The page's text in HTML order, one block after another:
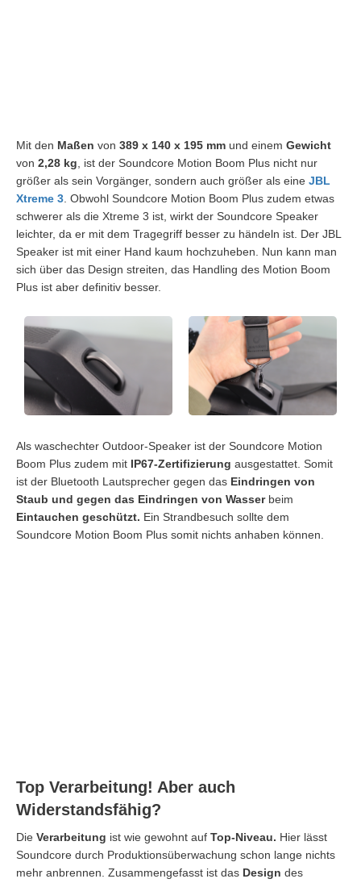
Mit den Maßen von 389 x 140 x 195 mm und einem Gewicht
von 2,28 kg, ist der Soundcore Motion Boom Plus nicht nur
größer als sein Vorgänger, sondern auch größer als eine JBL
Xtreme 3. Obwohl Soundcore Motion Boom Plus zudem etwas
schwerer als die Xtreme 3 ist, wirkt der Soundcore Speaker
leichter, da er mit dem Tragegriff besser zu händeln ist. Der JBL
Speaker ist mit einer Hand kaum hochzuheben. Nun kann man
sich über das Design streiten, das Handling des Motion Boom
Plus ist aber definitiv besser.
Als waschechter Outdoor-Speaker ist der Soundcore Motion
Boom Plus zudem mit IP67-Zertifizierung ausgestattet. Somit
ist der Bluetooth Lautsprecher gegen das Eindringen von
Staub und gegen das Eindringen von Wasserbeim
Eintauchen geschützt. Ein Strandbesuch sollte dem
Soundcore Motion Boom Plus somit nichts anhaben können.
Top Verarbeitung! Aber auch
Widerstandsfähig?
Die Verarbeitung ist wie gewohnt auf Top-Niveau. Hier lässt
Soundcore durch Produktionsüberwachung schon lange nichts
mehr anbrennen. Zusammengefasst ist das Design des